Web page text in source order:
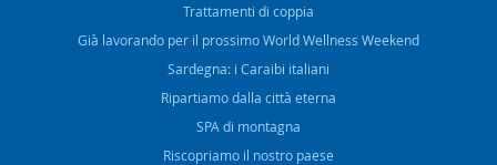
Trattamenti di coppia
Già lavorando per il prossimo World Wellness Weekend
Sardegna: i Caraibi italiani
Ripartiamo dalla città eterna
SPA di montagna
Riscopriamo il nostro paese